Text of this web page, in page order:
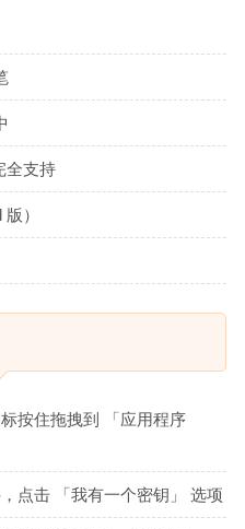
全支持
）
按住拖拽到 「应用程序
点击 「我有一个密钥」 选项